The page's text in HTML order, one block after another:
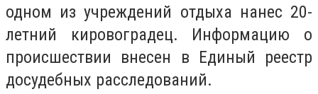
одном из учреждений отдыха нанес 20-
летний кировоградец. Информацию о
происшествии внесен в Единый реестр
досудебных расследований.